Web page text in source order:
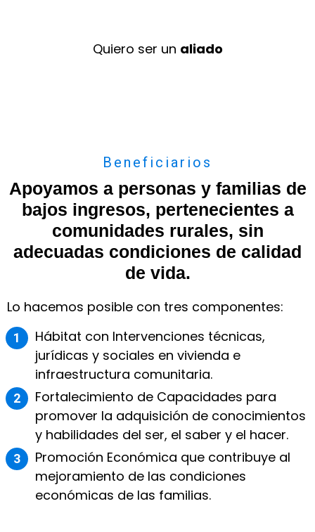
Quiero ser un aliado
Beneficiarios
Apoyamos a personas y familias de
bajos ingresos, pertenecientes a
comunidades rurales, sin
adecuadas condiciones de calidad
de vida.
Lo hacemos posible con tres componentes:
Hábitat con Intervenciones técnicas,
jurídicas y sociales en vivienda e
infraestructura comunitaria.
Fortalecimiento de Capacidades para
promover la adquisición de conocimientos
y habilidades del ser, el saber y el hacer.
Promoción Económica que contribuye al
mejoramiento de las condiciones
económicas de las familias.